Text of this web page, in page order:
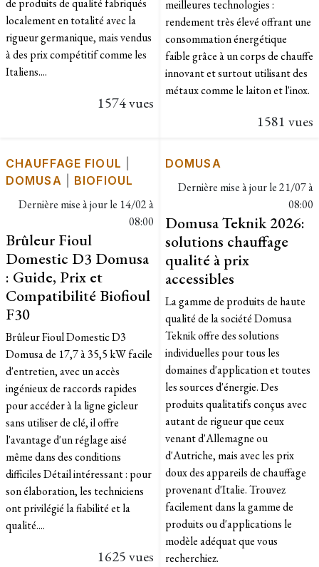
de produits de qualité fabriqués
localement en totalité avec la
rigueur germanique, mais vendus
à des prix compétitif comme les
Italiens....
1574 vues
meilleures technologies :
rendement très élevé offrant une
consommation énergétique
faible grâce à un corps de chauffe
innovant et surtout utilisant des
métaux comme le laiton et l'inox.
1581 vues
CHAUFFAGE FIOUL
DOMUSA
BIOFIOUL
Dernière mise à jour le 14/02 à
08:00
Brûleur Fioul
Domestic D3 Domusa
: Guide, Prix et
Compatibilité Biofioul
F30
Brûleur Fioul Domestic D3
Domusa de 17,7 à 35,5 kW facile
d'entretien, avec un accès
ingénieux de raccords rapides
pour accéder à la ligne gicleur
sans utiliser de clé, il offre
l'avantage d'un réglage aisé
même dans des conditions
difficiles Détail intéressant : pour
son élaboration, les techniciens
ont privilégié la fiabilité et la
qualité....
1625 vues
DOMUSA
Dernière mise à jour le21/07 à
08:00
Domusa Teknik 2026:
solutions chauffage
qualité à prix
accessibles
La gamme de produits de haute
qualité de la société Domusa
Teknik offre des solutions
individuelles pour tous les
domaines d'application et toutes
les sources d'énergie. Des
produits qualitatifs conçus avec
autant de rigueur que ceux
venant d'Allemagne ou
d'Autriche, mais avec les prix
doux des appareils de chauffage
provenant d'Italie. Trouvez
facilement dans la gamme de
produits ou d'applications le
modèle adéquat que vous
recherchiez.